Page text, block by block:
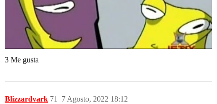
3 Me gusta
Blizzardvark 7 Agosto, 2022 18:12
71